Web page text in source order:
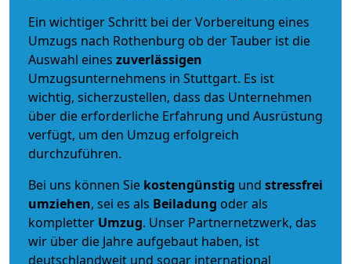
Ein wichtiger Schritt bei der Vorbereitung eines
Umzugs nach Rothenburg ob der Tauber ist die
Auswahl eines zuverlässigen
Umzugsunternehmens in Stuttgart. Es ist
wichtig, sicherzustellen, dass das Unternehmen
über die erforderliche Erfahrung und Ausrüstung
verfügt, um den Umzug erfolgreich
durchzuführen.
Bei uns können Sie kostengünstig und stressfrei
umziehen, sei es als Beiladung oder als
kompletter Umzug. Unser Partnernetzwerk, das
wir über die Jahre aufgebaut haben, ist
deutschlandweit und sogar international